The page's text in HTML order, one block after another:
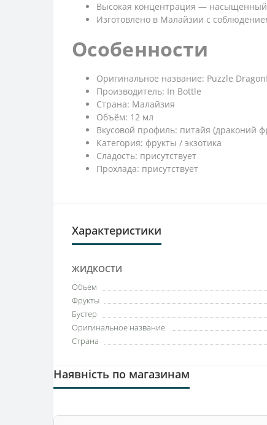
Высокая концентрация —
Изготовлено в Малайзии с
Особенности
Оригинальное название: Puzzle
Производитель: In Bottle
Страна: Малайзия
Объём: 12 мл
Вкусовой профиль: питайя (драконий
Категория: фрукты / экзотика
Сладость: присутствует
Прохлада: присутствует
Характеристики
ЖИДКОСТИ
Объем
Фрукты
Бустер
Оригинальное название
Страна
Наявність по магазинам